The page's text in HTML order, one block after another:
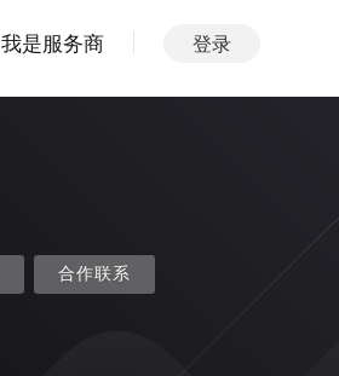
我是服务商 登录
合作联系